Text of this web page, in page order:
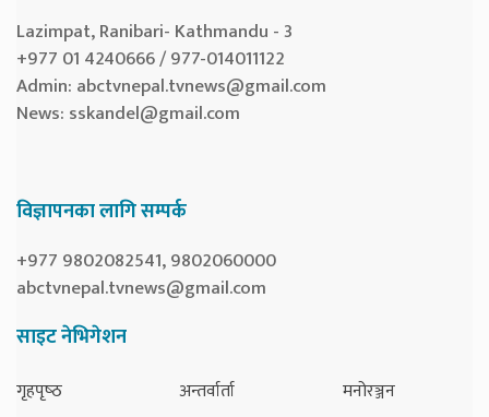
Lazimpat, Ranibari- Kathmandu - 3
+977 01 4240666 / 977-014011122
Admin: abctvnepal.tvnews@gmail.com
News: sskandel@gmail.com
विज्ञापनका लागि सम्पर्क
+977 9802082541, 9802060000
abctvnepal.tvnews@gmail.com
साइट नेभिगेशन
गृहपृष्‍ठ
अन्तर्वार्ता
मनोरञ्जन